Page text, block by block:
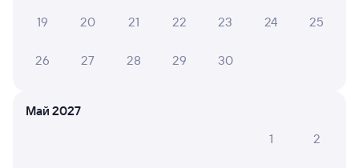
19 20 21 22 23 24 25
26 27 28 29 30
Май 2027
1
2